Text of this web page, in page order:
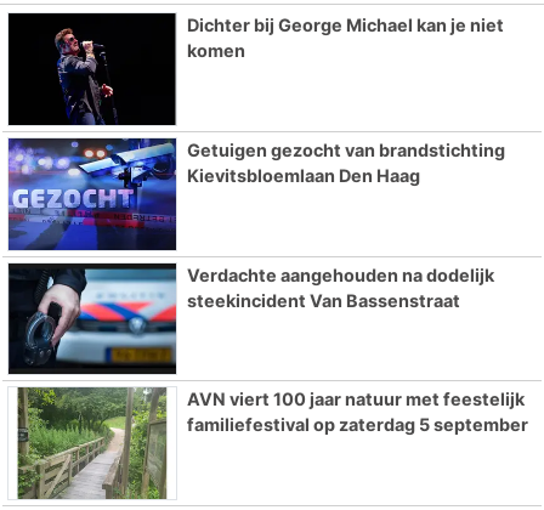
Dichter bij George Michael kan je niet
komen
Getuigen gezocht van brandstichting
Kievitsbloemlaan Den Haag
Verdachte aangehouden na dodelijk
steekincident Van Bassenstraat
AVN viert 100 jaar natuur met feestelijk
familiefestival op zaterdag 5 september